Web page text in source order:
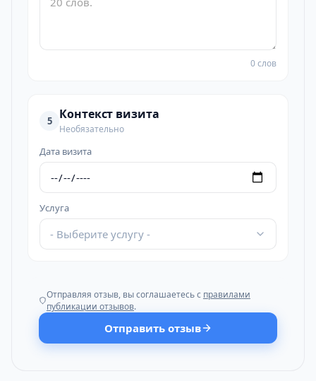
0 слов
5 Контекст визита
Необязательно
Дата визита
Услуга
- Выберите услугу -
Отправляя отзыв, вы соглашаетесь с правилами
публикации отзывов.
Отправить отзыв